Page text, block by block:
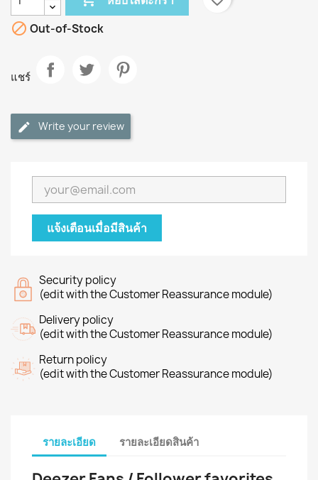
 Out-of-Stock
แชร์
Write your review
แจ้งเตือนเมื่อมีสินค้า
Security policy
(edit with the Customer Reassurance module)
Delivery policy
(edit with the Customer Reassurance module)
Return policy
(edit with the Customer Reassurance module)
รายละเอียด รายละเอียดสินค้า